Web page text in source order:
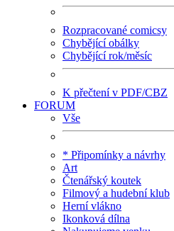
Rozpracované comicsy
Chybějící obálky
Chybějící rok/měsíc
K přečtení v PDF/CBZ
FORUM
Vše
* Připomínky a návrhy
Art
Čtenářský koutek
Filmový a hudební klub
Herní vlákno
Ikonková dílna